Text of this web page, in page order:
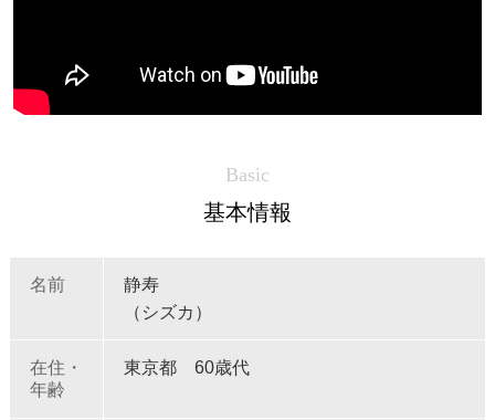
Basic
基本情報
名前
静寿
（シズカ）
在住・
年齢
東京都 60歳代